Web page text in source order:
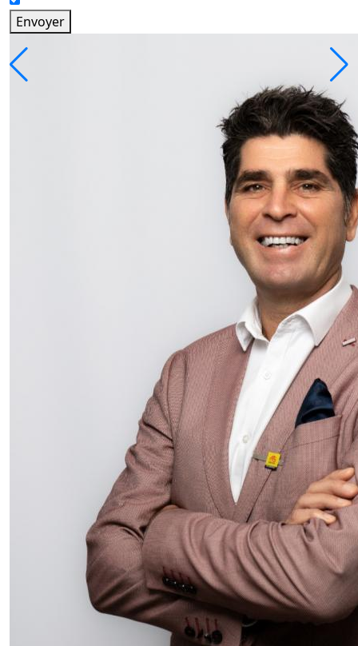
Envoyer